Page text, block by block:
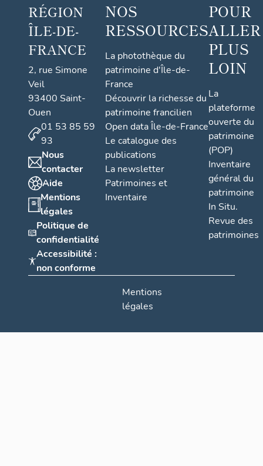
RÉGION
ÎLE-DE-
FRANCE
2, rue Simone
Veil
93400 Saint-
Ouen
01 53 85 59
93
Nous
contacter
Aide
Mentions
légales
Politique de
confidentialité
Accessibilité :
non conforme
NOS
RESSOURCES
La photothèque du
patrimoine d'Île-de-
France
Découvrir la richesse du
patrimoine francilien
Open data Île-de-France
Le catalogue des
publications
La newsletter
Patrimoines et
Inventaire
POUR
ALLER
PLUS
LOIN
La
plateforme
ouverte du
patrimoine
(POP)
Inventaire
général du
patrimoine
In Situ.
Revue des
patrimoines
Mentions
légales